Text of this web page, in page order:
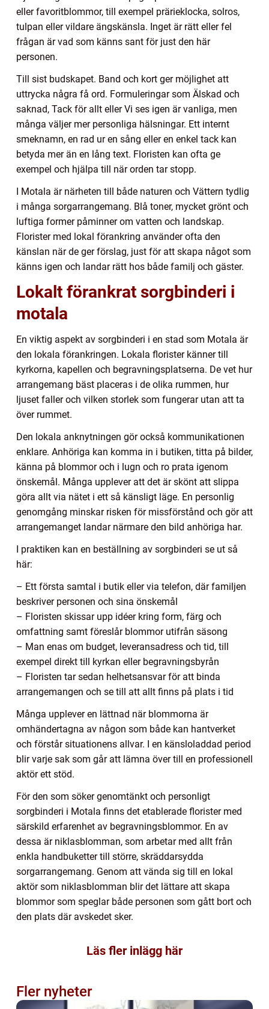
eller favoritblommor, till exempel prärieklocka, solros,
tulpan eller vildare ängskänsla. Inget är rätt eller fel
frågan är vad som känns sant för just den här
personen.
Till sist budskapet. Band och kort ger möjlighet att
uttrycka några få ord. Formuleringar som Älskad och
saknad, Tack för allt eller Vi ses igen är vanliga, men
många väljer mer personliga hälsningar. Ett internt
smeknamn, en rad ur en sång eller en enkel tack kan
betyda mer än en lång text. Floristen kan ofta ge
exempel och hjälpa till när orden tar stopp.
I Motala är närheten till både naturen och Vättern tydlig
i många sorgarrangemang. Blå toner, mycket grönt och
luftiga former påminner om vatten och landskap.
Florister med lokal förankring använder ofta den
känslan när de ger förslag, just för att skapa något som
känns igen och landar rätt hos både familj och gäster.
Lokalt förankrat sorgbinderi i
motala
En viktig aspekt av sorgbinderi i en stad som Motala är
den lokala förankringen. Lokala florister känner till
kyrkorna, kapellen och begravningsplatserna. De vet hur
arrangemang bäst placeras i de olika rummen, hur
ljuset faller och vilken storlek som fungerar utan att ta
över rummet.
Den lokala anknytningen gör också kommunikationen
enklare. Anhöriga kan komma in i butiken, titta på bilder,
känna på blommor och i lugn och ro prata igenom
önskemål. Många upplever att det är skönt att slippa
göra allt via nätet i ett så känsligt läge. En personlig
genomgång minskar risken för missförstånd och gör att
arrangemanget landar närmare den bild anhöriga har.
I praktiken kan en beställning av sorgbinderi se ut så
här:
– Ett första samtal i butik eller via telefon, där familjen
beskriver personen och sina önskemål
– Floristen skissar upp idéer kring form, färg och
omfattning samt föreslår blommor utifrån säsong
– Man enas om budget, leveransadress och tid, till
exempel direkt till kyrkan eller begravningsbyrån
– Floristen tar sedan helhetsansvar för att binda
arrangemangen och se till att allt finns på plats i tid
Många upplever en lättnad när blommorna är
omhändertagna av någon som både kan hantverket
och förstår situationens allvar. I en känsloladdad period
blir varje sak som går att lämna över till en professionell
aktör ett stöd.
För den som söker genomtänkt och personligt
sorgbinderi i Motala finns det etablerade florister med
särskild erfarenhet av begravningsblommor. En av
dessa är niklasblomman, som arbetar med allt från
enkla handbuketter till större, skräddarsydda
sorgarrangemang. Genom att vända sig till en lokal
aktör som niklasblomman blir det lättare att skapa
blommor som speglar både personen som gått bort och
den plats där avskedet sker.
Läs fler inlägg här
Fler nyheter